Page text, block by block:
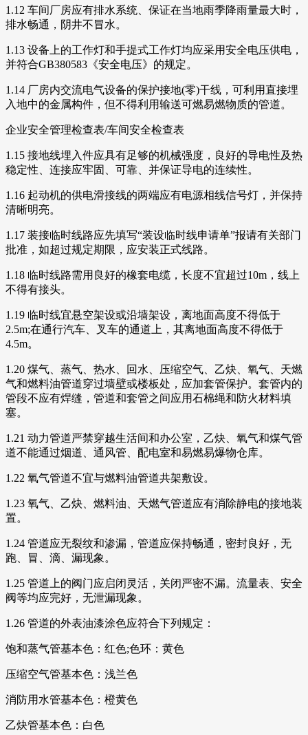
1.12 车间厂房应有排水系统、保证在当地雨季降雨量最大时，
排水畅通，阴井不冒水。
1.13 设备上的工作灯和手提式工作灯均应采用安全电压供电，
并符合GB380583《安全电压》的规定。
1.14 厂房内交流电气设备的保护接地(零)干线，可利用直接埋
入地中的金属构件，但不得利用输送可燃易燃物质的管道。
企业安全管理检查表/车间安全检查表
1.15 接地线埋入件应具有足够的机械强度，良好的导电性及热
稳定性、连接应牢固、可靠、并保证导电的连续性。
1.16 起动机的供电滑接线的两端应有电源相线信号灯，并保持
清晰明亮。
1.17 装接临时线路应先填写“装设临时线申请单”报请有关部门
批准，如超过规定期限，应安装正式线路。
1.18 临时线路需用良好的橡套电缆，长度不宜超过10m，线上
不得有接头。
1.19 临时线宜悬空架设或沿墙架设，离地面高度不得低于
2.5m;在通行汽车、叉车的通道上，其离地面高度不得低于
4.5m。
1.20 煤气、蒸气、热水、回水、压缩空气、乙炔、氧气、天燃
气和燃料油管道穿过墙壁或楼板处，应加套管保护。套管内的
管段不应有焊缝，管道和套管之间应用石棉绳和防火材料填
塞。
1.21 动力管道严禁穿越生活间和办公室，乙炔、氧气和煤气管
道不能通过烟道、通风管、配电室和易燃易爆物仓库。
1.22 氧气管道不宜与燃料油管道共架敷设。
1.23 氧气、乙炔、燃料油、天燃气管道应有消除静电的接地装
置。
1.24 管道应无裂纹和渗漏，管道应保持畅通，密封良好，无
跑、冒、滴、漏现象。
1.25 管道上的阀门应启闭灵活，关闭严密不漏。流量表、安全
阀等均应完好，无泄漏现象。
1.26 管道的外表油漆涂色应符合下列规定：
饱和蒸气管基本色：红色;色环：黄色
压缩空气管基本色：浅兰色
消防用水管基本色：橙黄色
乙炔管基本色：白色